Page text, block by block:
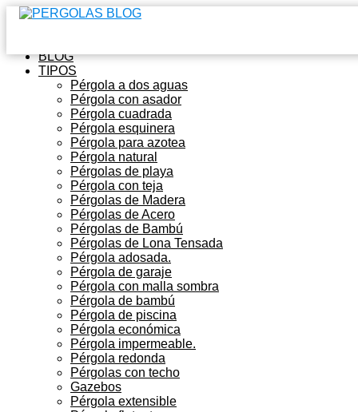
BLOG
TIPOS
Pérgola a dos aguas
Pérgola con asador
Pérgola cuadrada
Pérgola esquinera
Pérgola para azotea
Pérgola natural
Pérgolas de playa
Pérgola con teja
Pérgolas de Madera
Pérgolas de Acero
Pérgolas de Bambú
Pérgolas de Lona Tensada
Pérgola adosada.
Pérgola de garaje
Pérgola con malla sombra
Pérgola de bambú
Pérgola de piscina
Pérgola económica
Pérgola impermeable.
Pérgola redonda
Pérgolas con techo
Gazebos
Pérgola extensible